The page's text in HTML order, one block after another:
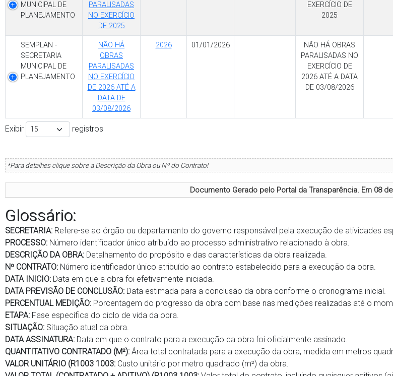
MUNICIPAL DE
PLANEJAMENTO
PARALISADAS
NO EXERCÍCIO
DE 2025
EXERCÍCIO DE
2025
SEMPLAN -
SECRETARIA
MUNICIPAL DE
PLANEJAMENTO
NÃO HÁ
OBRAS
PARALISADAS
NO EXERCÍCIO
DE 2026 ATÉ A
DATA DE
03/08/2026
2026 01/01/2026
NÃO HÁ OBRAS
PARALISADAS NO
EXERCÍCIO DE
2026 ATÉ A DATA
DE 03/08/2026
Exibir
registros
*Para detalhes clique sobre a Descrição da Obra ou Nº do Contrato!
Documento Gerado pelo Portal da Transparência. Em 08
Glossário:
SECRETARIA: Refere-se ao órgão ou departamento do governo responsável pela execução de atividades
PROCESSO: Número identificador único atribuído ao processo administrativo relacionado à obra.
DESCRIÇÃO DA OBRA: Detalhamento do propósito e das características da obra realizada.
Nº CONTRATO: Número identificador único atribuído ao contrato estabelecido para a execução da obra.
DATA INICIO: Data em que a obra foi efetivamente iniciada.
DATA PREVISÃO DE CONCLUSÃO: Data estimada para a conclusão da obra conforme o cronograma inicial.
PERCENTUAL MEDIÇÃO: Porcentagem do progresso da obra com base nas medições realizadas até o
ETAPA: Fase específica do ciclo de vida da obra.
SITUAÇÃO: Situação atual da obra.
DATA ASSINATURA: Data em que o contrato para a execução da obra foi oficialmente assinado.
QUANTITATIVO CONTRATADO (M²): Área total contratada para a execução da obra, medida em metros
VALOR UNITÁRIO (R1003 1003: Custo unitário por metro quadrado (m²) da obra.